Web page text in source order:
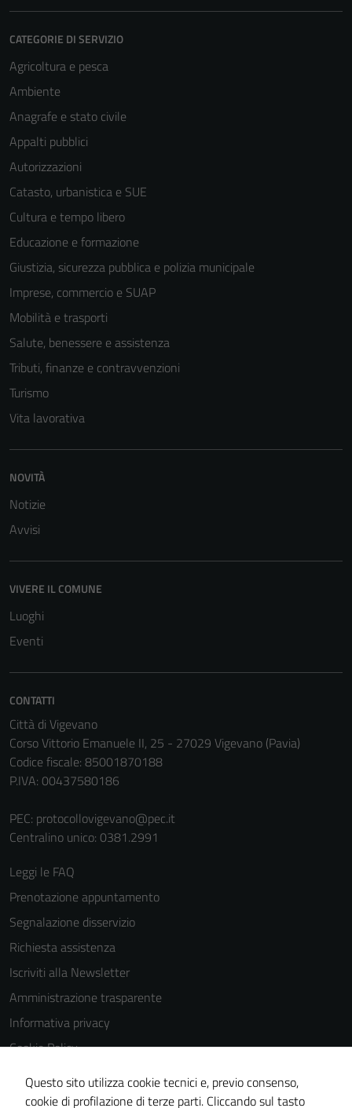
CATEGORIE DI SERVIZIO
Agricoltura e pesca
Ambiente
Anagrafe e stato civile
Appalti pubblici
Autorizzazioni
Catasto, urbanistica e SUE
Cultura e tempo libero
Educazione e formazione
Giustizia, sicurezza pubblica e polizia municipale
Imprese, commercio e SUAP
Mobilità e trasporti
Salute, benessere e assistenza
Tributi, finanze e contravvenzioni
Turismo
Vita lavorativa
NOVITÀ
Notizie
Avvisi
VIVERE IL COMUNE
Luoghi
Eventi
CONTATTI
Città di Vigevano
Corso Vittorio Emanuele II, 25 - 27029 Vigevano (Pavia)
Codice fiscale: 85001870188
P.IVA: 00437580186
PEC: protocollovigevano@pec.it
Centralino unico: 0381.2991
Leggi le FAQ
Prenotazione appuntamento
Segnalazione disservizio
Richiesta assistenza
Iscriviti alla Newsletter
Amministrazione trasparente
Informativa privacy
Cookie Policy
Media policy
Note legali
Questo sito utilizza cookie tecnici e, previo consenso,
cookie di profilazione di terze parti. Cliccando sul tasto
non raccolgono
informazioni